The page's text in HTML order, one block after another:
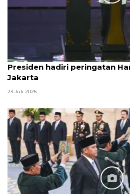
Presiden hadiri peringatan
Jakarta
23 Juli 2026